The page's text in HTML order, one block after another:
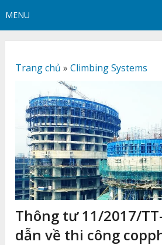
MENU
Trang chủ »Climbing Systems
Thông tư 11/2017/
dẫn về thi công